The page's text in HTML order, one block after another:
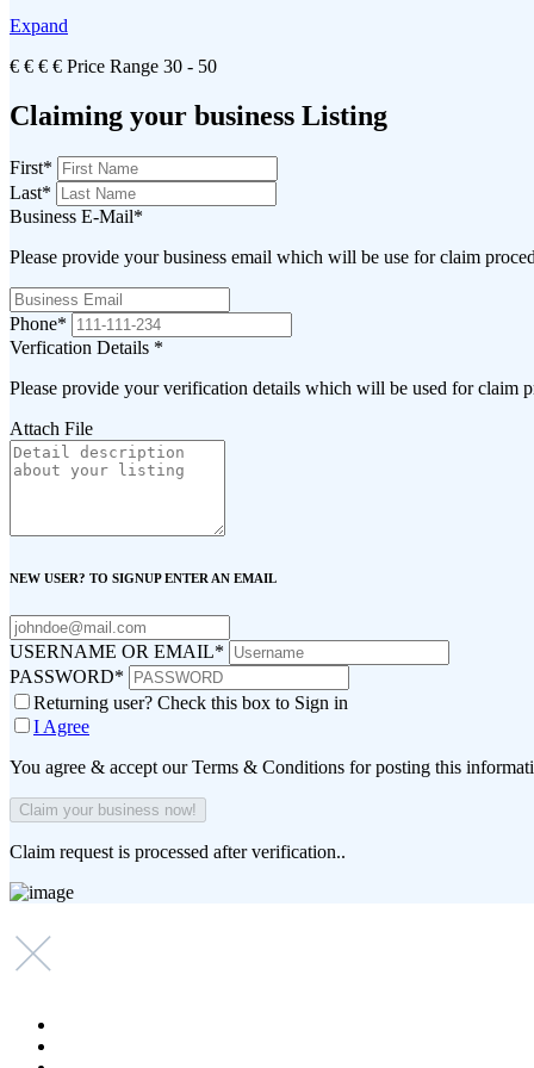
Expand
€ € € € Price Range 30 - 50
Claiming your business Listing
First*
Last*
Business E-Mail*
Please provide your business email which will be use for claim
Phone*
Verfication Details *
Please provide your verification details which will be used for claim
Attach File
NEW USER? TO SIGNUP ENTER AN EMAIL
USERNAME OR EMAIL*
PASSWORD*
Returning user? Check this box to Sign in
I Agree
You agree & accept our Terms & Conditions for posting this
Claim request is processed after verification..